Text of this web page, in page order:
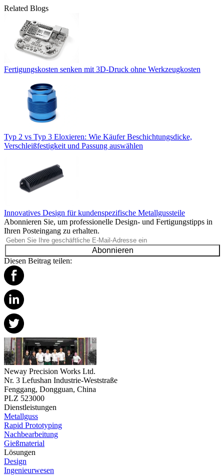
Related Blogs
Fertigungskosten senken mit 3D-Druck ohne Werkzeugkosten
Typ 2 vs Typ 3 Eloxieren: Wie Käufer Beschichtungsdicke,
Verschleißfestigkeit und Passung auswählen
Innovatives Design für kundenspezifische Metallgussteile
Abonnieren Sie, um professionelle Design- und Fertigungstipps in
Ihren Posteingang zu erhalten.
Abonnieren
Diesen Beitrag teilen:
Neway Precision Works Ltd.
Nr. 3 Lefushan Industrie-Weststraße
Fenggang, Dongguan, China
PLZ 523000
Dienstleistungen
Metallguss
Rapid Prototyping
Nachbearbeitung
Gießmaterial
Lösungen
Design
Ingenieurwesen